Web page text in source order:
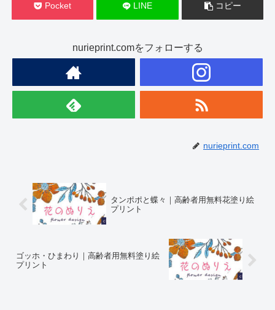
Pocket LINE コピー
nurieprint.comをフォローする
nurieprint.com
タンポポと蝶々｜高齢者用無料花塗り絵
プリント
ゴッホ・ひまわり｜高齢者用無料塗り絵
プリント